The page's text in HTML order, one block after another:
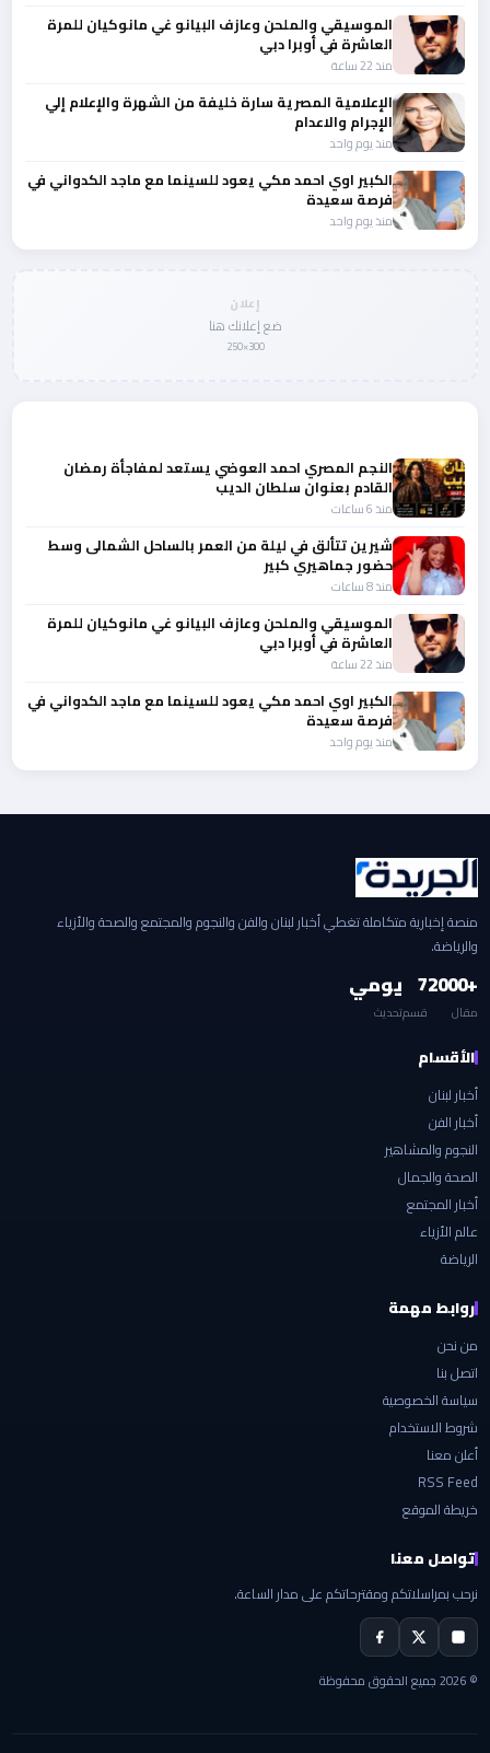
الموسيقي والملحن وعازف البيانو غي مانوكيان للمرة
العاشرة في أوبرا دبي
منذ 22 ساعة
الإعلامية المصرية سارة خليفة من الشهرة والإعلام إلي
الإجرام والاعدام
منذ يوم واحد
الكبير اوي احمد مكي يعود للسينما مع ماجد الكدواني في
فرصة سعيدة
منذ يوم واحد
إعلان
ضع إعلانك هنا
300×250
النجم المصري احمد العوضي يستعد لمفاجأة رمضان
القادم بعنوان سلطان الديب
منذ 6 ساعات
شيرين تتألق في ليلة من العمر بالساحل الشمالى وسط
حضور جماهيري كبير
منذ 8 ساعات
الموسيقي والملحن وعازف البيانو غي مانوكيان للمرة
العاشرة في أوبرا دبي
منذ 22 ساعة
الكبير اوي احمد مكي يعود للسينما مع ماجد الكدواني في
فرصة سعيدة
منذ يوم واحد
منصة إخبارية متكاملة تغطي أخبار لبنان والفن والنجوم والمجتمع والصحة والأزياء
والرياضة.
+2000
مقال
7
قسم
يومي
تحديث
الأقسام
أخبار لبنان
أخبار الفن
النجوم والمشاهير
الصحة والجمال
أخبار المجتمع
عالم الأزياء
الرياضة
روابط مهمة
من نحن
اتصل بنا
سياسة الخصوصية
شروط الاستخدام
أعلن معنا
RSS Feed
خريطة الموقع
تواصل معنا
نرحب بمراسلاتكم ومقترحاتكم على مدار الساعة.
© 2026 جميع الحقوق محفوظة